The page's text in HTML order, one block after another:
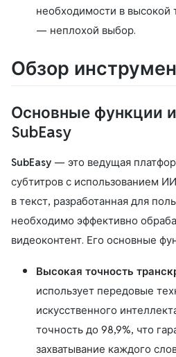
необходимости в высокой
— неплохой выбор.
Обзор
Основные функции
SubEasy
SubEasy — это ведущая
субтитров с использованием
в текст, разработанная для
необходимо эффективно
видеоконтент. Его основные
Высокая точность
использует передовые
искусственного
точность до 98,9%, что
захватывание каждого